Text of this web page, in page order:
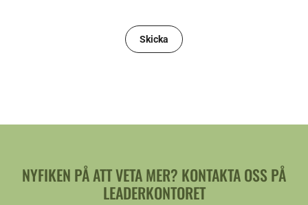
NYFIKEN PÅ ATT VETA MER? KONTAKTA OSS PÅ
LEADERKONTORET